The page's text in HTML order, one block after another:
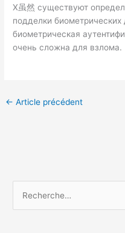
Х虽然 существуют
подделки
биометрическая
очень сложна для взлома.
← Article précédent